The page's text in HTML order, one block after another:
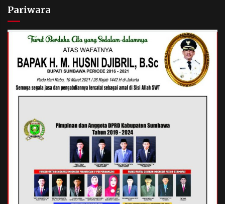
Pariwara